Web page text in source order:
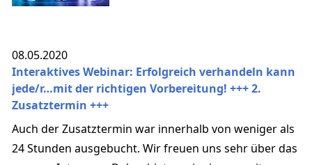
08.05.2020
Interaktives Webinar: Erfolgreich verhandeln kann
jede/r…mit der richtigen Vorbereitung! +++ 2.
Zusatztermin +++
Auch der Zusatztermin war innerhalb von weniger als
24 Stunden ausgebucht. Wir freuen uns sehr über das